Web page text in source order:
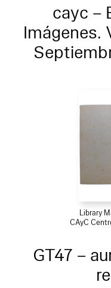
cayc –
Imágenes.
Library
CAyC
GT47 –